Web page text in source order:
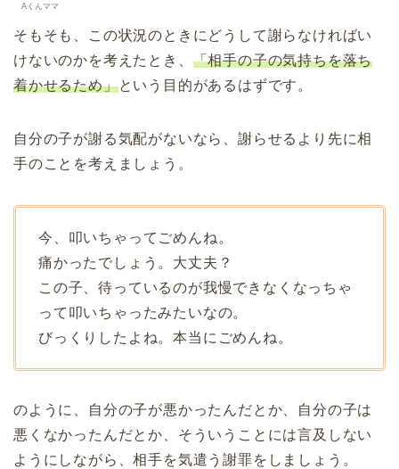
Aくんママ
そもそも、この状況のときにどうして謝らなければい
けないのかを考えたとき、 「相手の子の気持ちを落ち
着かせるため」という目的があるはずです。
自分の子が謝る気配がないなら、謝らせるより先に相
手のことを考えましょう。
今、叩いちゃってごめんね。
痛かったでしょう。大丈夫？
この子、待っているのが我慢できなくなっちゃ
って叩いちゃったみたいなの。
びっくりしたよね。本当にごめんね。
のように、自分の子が悪かったんだとか、自分の子は
悪くなかったんだとか、そういうことには言及しない
ようにしながら、相手を気遣う謝罪をしましょう。